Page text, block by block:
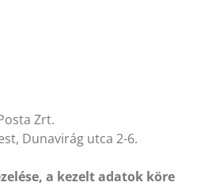
Zrt.
Dunavirág utca 2-6.
a kezelt adatok köre